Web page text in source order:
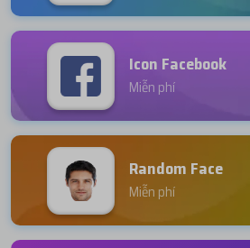
Icon Facebook
Miễn phí
Random Face
Miễn phí